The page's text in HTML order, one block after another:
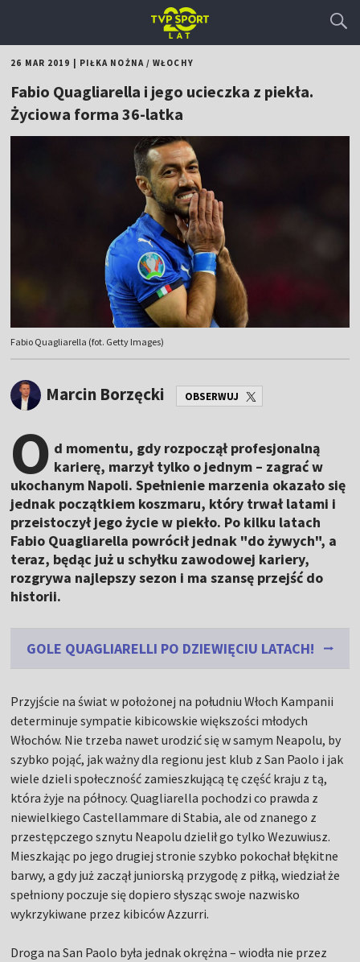
26 MAR 2019 PIŁKA NOŻNA/WŁOCHY
Fabio Quagliarella i jego ucieczka z piekła.
Życiowa forma 36-latka
Fabio Quagliarella (fot. Getty Images)
Marcin Borzęcki OBSERWUJ
O d momentu, gdy rozpoczął profesjonalną
karierę, marzył tylko o jednym – zagrać w
ukochanym Napoli. Spełnienie marzenia okazało się
jednak początkiem koszmaru, który trwał latami i
przeistoczył jego życie w piekło. Po kilku latach
Fabio Quagliarella powrócił jednak "do żywych", a
teraz, będąc już u schyłku zawodowej kariery,
rozgrywa najlepszy sezon i ma szansę przejść do
historii.
GOLE QUAGLIARELLI PO DZIEWIĘCIU LATACH!
Przyjście na świat w położonej na południu Włoch Kampanii
determinuje sympatie kibicowskie większości młodych
Włochów. Nie trzeba nawet urodzić się w samym Neapolu, by
szybko pojąć, jak ważny dla regionu jest klub z San Paolo i jak
wiele dzieli społeczność zamieszkującą tę część kraju z tą,
która żyje na północy. Quagliarella pochodzi co prawda z
niewielkiego Castellammare di Stabia, ale od znanego z
przestępczego sznytu Neapolu dzielił go tylko Wezuwiusz.
Mieszkając po jego drugiej stronie szybko pokochał błękitne
barwy, a gdy już zaczął juniorską przygodę z piłką, wiedział że
spełniony poczuje się dopiero słysząc swoje nazwisko
wykrzykiwane przez kibiców Azzurri.
Droga na San Paolo była jednak okrężna – wiodła nie przez